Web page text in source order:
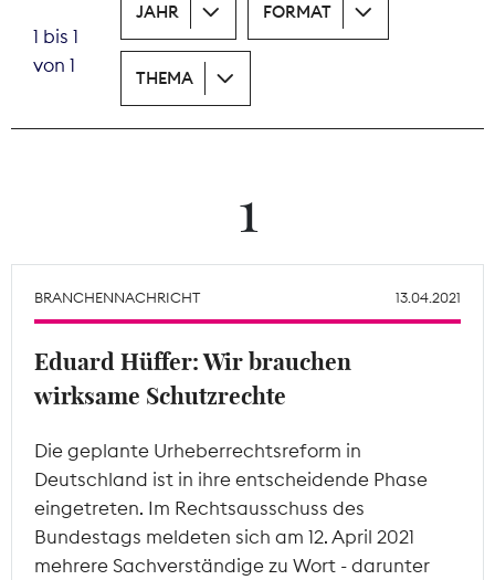
Recht
Tarifpolitik
Theodor-Wolff-Preis
Mitgliederbereich
1 bis 1
von 1
JAHR FORMAT
THEMA
1
BRANCHENNACHRICHT 13.04.2021
Eduard Hüffer: Wir brauchen
wirksame Schutzrechte
Die geplante Urheberrechtsreform in
Deutschland ist in ihre entscheidende Phase
eingetreten. Im Rechtsausschuss des
Bundestags meldeten sich am 12. April 2021
mehrere Sachverständige zu Wort - darunter